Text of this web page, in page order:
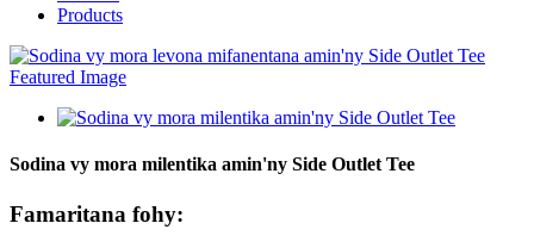
Products
Sodina vy mora milentika amin'ny Side Outlet Tee
Famaritana fohy: